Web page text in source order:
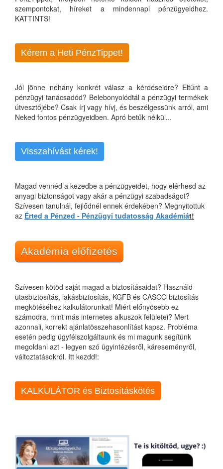
szempontokat, híreket a mindennapi pénzügyeidhez.
KATTINTS!
Kérem a Heti PénzTippet!
Jól jönne néhány konkrét válasz a kérdéseidre? Eltűnt a
pénzügyi tanácsadód? Belebonyolódtál a pénzügyi termékek
útvesztőjébe? Csak írj vagy hívj, és beszélgessünk arról, ami
Neked fontos pénzügyeidben. Apró betűk nélkül...
Visszahívást kérek!
Magad vennéd a kezedbe a pénzügyeidet, hogy elérhesd az
anyagi biztonságot vagy akár a pénzügyi szabadságot?
Szívesen tanulnál, fejlődnél ennek érdekében? Megnyitottuk
az Érted a Pénzed - Pénzügyi tudatosság Akadémiát!
Akadémia előfizetés
Szívesen kötöd saját magad a biztosításaidat? Használd
utasbiztosítás, lakásbiztosítás, KGFB és CASCO biztosítás
megkötéséhez kalkulátorunkat! Miért előnyösebb ez
számodra, mint más internetes alkuszok felületei? Mert
azonnali, korrekt ajánlatösszehasonlítást kapsz. Probléma
esetén pedig ügyfélszolgáltaunk és mi magunk segítünk
megoldani azt - legyen szó ügyintézésről, káreseményről,
változtatásokról. Itt kezdd!:
KALKULÁTOR és Biztosításkötés